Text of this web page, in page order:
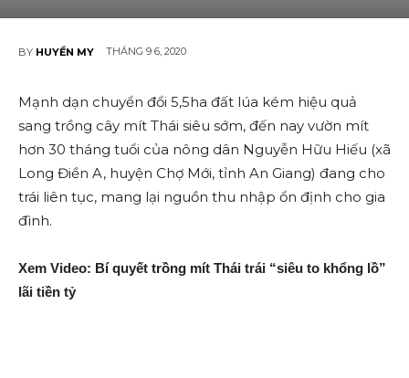
BY HUYỀN MY THÁNG 9 6, 2020
Mạnh dạn chuyển đổi 5,5ha đất lúa kém hiệu quả
sang trồng cây mít Thái siêu sớm, đến nay vườn mít
hơn 30 tháng tuổi của nông dân Nguyễn Hữu Hiếu (xã
Long Điền A, huyện Chợ Mới, tỉnh An Giang) đang cho
trái liên tục, mang lại nguồn thu nhập ổn định cho gia
đình.
Xem Video: Bí quyết trồng mít Thái trái “siêu to khổng lồ”
lãi tiền tỷ